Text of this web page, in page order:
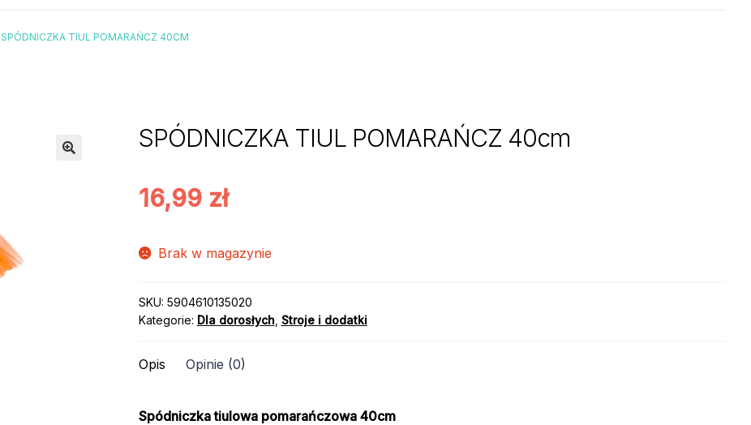
SPÓDNICZKA TIUL POMARAŃCZ 40CM
SPÓDNICZKA TIUL POMARAŃCZ 40cm
16,99 zł
Brak w magazynie
SKU: 5904610135020
Kategorie: Dla dorosłych, Stroje i dodatki
Opis Opinie (0)
Spódniczka tiulowa pomarańczowa 40cm